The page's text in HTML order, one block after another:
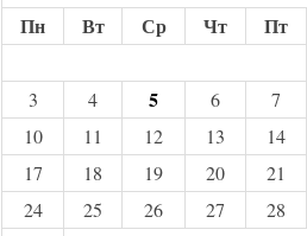
Пн
Вт Ср Чт Пт
3
4 5 6 7
10
11 12 13 14
17
18 19 20 21
24
25 26 27 28